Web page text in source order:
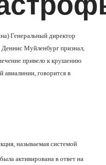
Генеральный директор
Муйленбург признал,
привело к крушению
авиалинии, говорится в
называемая системой
активирована в ответ на